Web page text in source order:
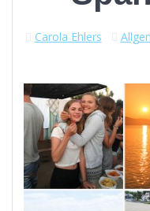
Carola Ehlers